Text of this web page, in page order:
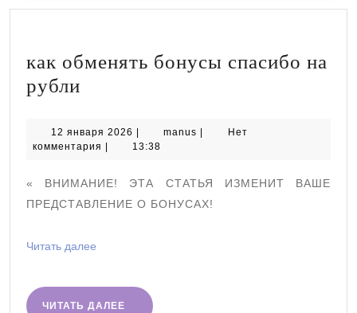
как обменять бонусы спасибо на
рубли
бонусы
спасибо
на
рубли
12 января 2026 12
января
manus manusНет
комментария
13:38
« ВНИМАНИЕ! ЭТА СТАТЬЯ ИЗМЕНИТ ВАШЕ
ПРЕДСТАВЛЕНИЕ О БОНУСАХ!
Читать далее
ЧИТАТЬ ДАЛЕЕ
ЧИТАТЬ